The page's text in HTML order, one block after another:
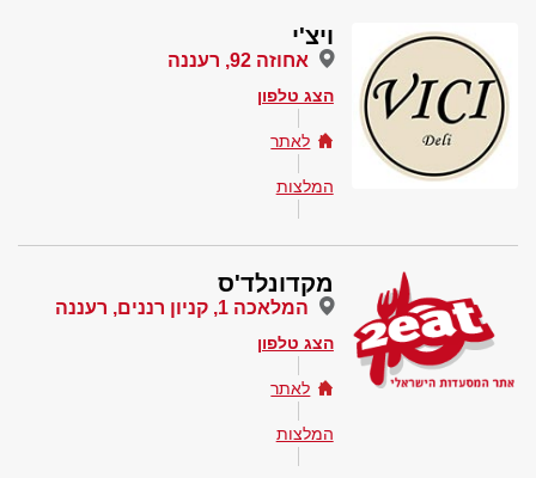
ויצ'י
אחוזה 92, רעננה
הצג טלפון
לאתר
המלצות
מקדונלד'ס
המלאכה 1, קניון רננים, רעננה
הצג טלפון
לאתר
המלצות